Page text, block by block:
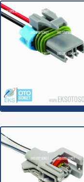
2C000AA